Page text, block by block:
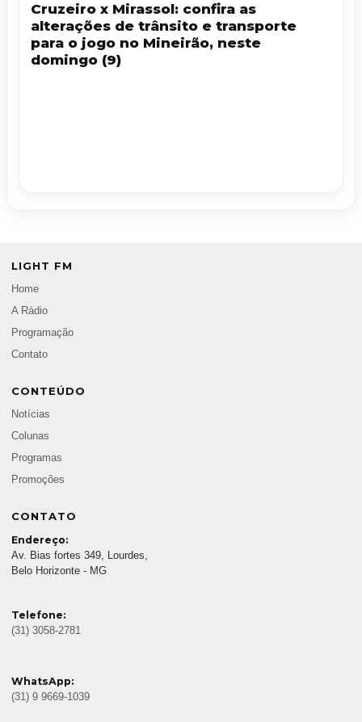
Cruzeiro x Mirassol: confira as
alterações de trânsito e transporte
para o jogo no Mineirão, neste
domingo (9)
LIGHT FM
Home
A Rádio
Programação
Contato
CONTEÚDO
Notícias
Colunas
Programas
Promoções
CONTATO
Endereço:
Av. Bias fortes 349, Lourdes,
Belo Horizonte - MG
Telefone:
(31) 3058-2781
WhatsApp:
(31) 9 9669-1039